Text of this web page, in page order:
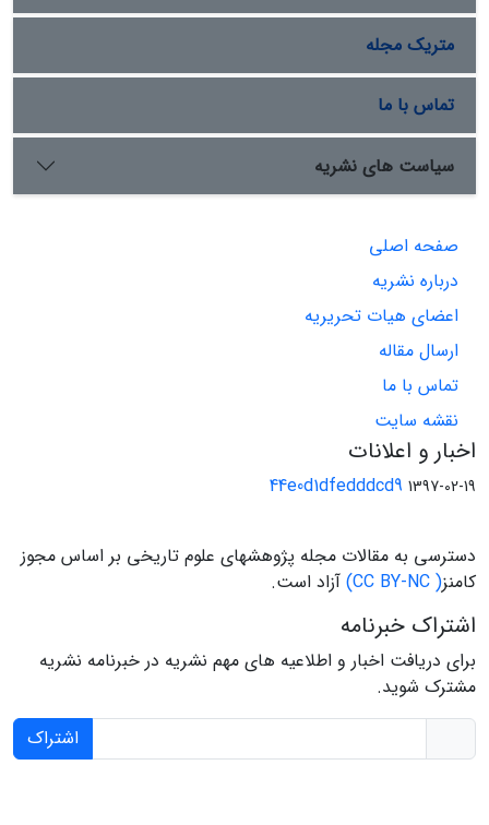
متریک مجله
تماس با ما
سیاست های نشریه
صفحه اصلی
درباره نشریه
اعضای هیات تحریریه
ارسال مقاله
تماس با ما
نقشه سایت
اخبار و اعلانات
44e0d1dfedddcd9 1397-02-19
دسترسی به مقالات مجله پژوهشهای علوم تاریخی بر اساس مجوز
کامنز( CC BY-NC) آزاد است.
اشتراک خبرنامه
برای دریافت اخبار و اطلاعیه های مهم نشریه در خبرنامه نشریه
مشترک شوید.
اشتراک